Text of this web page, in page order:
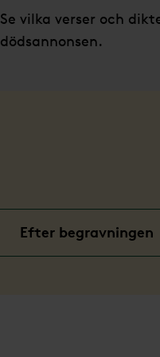
Se vilka verser och
dödsannonsen.
Efter begravningen